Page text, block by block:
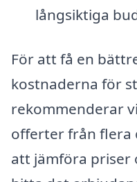
långsiktiga
För att få en
kostnaderna för
rekommenderar
offerter från flera
att jämföra priser